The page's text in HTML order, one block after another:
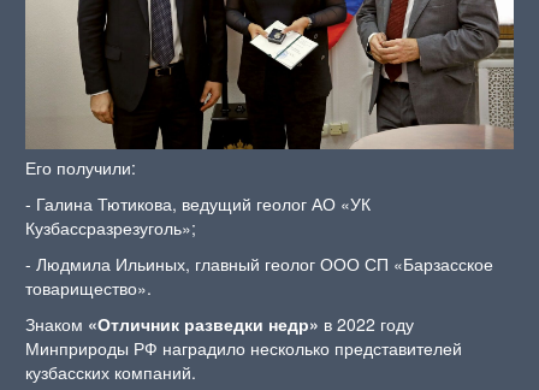
Его получили:
- Галина Тютикова, ведущий геолог АО «УК
Кузбассразрезуголь»;
- Людмила Ильиных, главный геолог ООО СП «Барзасское
товарищество».
Знаком «Отличник разведки недр» в 2022 году
Минприроды РФ наградило несколько представителей
кузбасских компаний.